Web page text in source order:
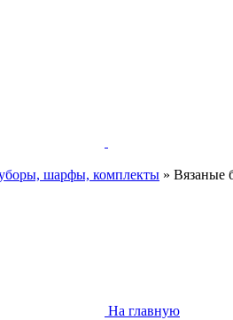
шарфы, комплекты » Вязаные
На главную